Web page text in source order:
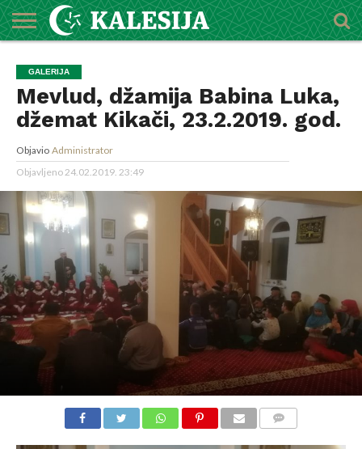
O
MEDŽLISU
DŽEMATI
IMAMI
MEKTEBSKI
CENTAR
VIJESTI
HUTBE
NAJAVE
KALENDAR
KONTAKT
GALERIJA
Mevlud, džamija Babina Luka,
džemat Kikači, 23.2.2019. god.
Objavio Administrator
Objavljeno24.02.2019. 23:49